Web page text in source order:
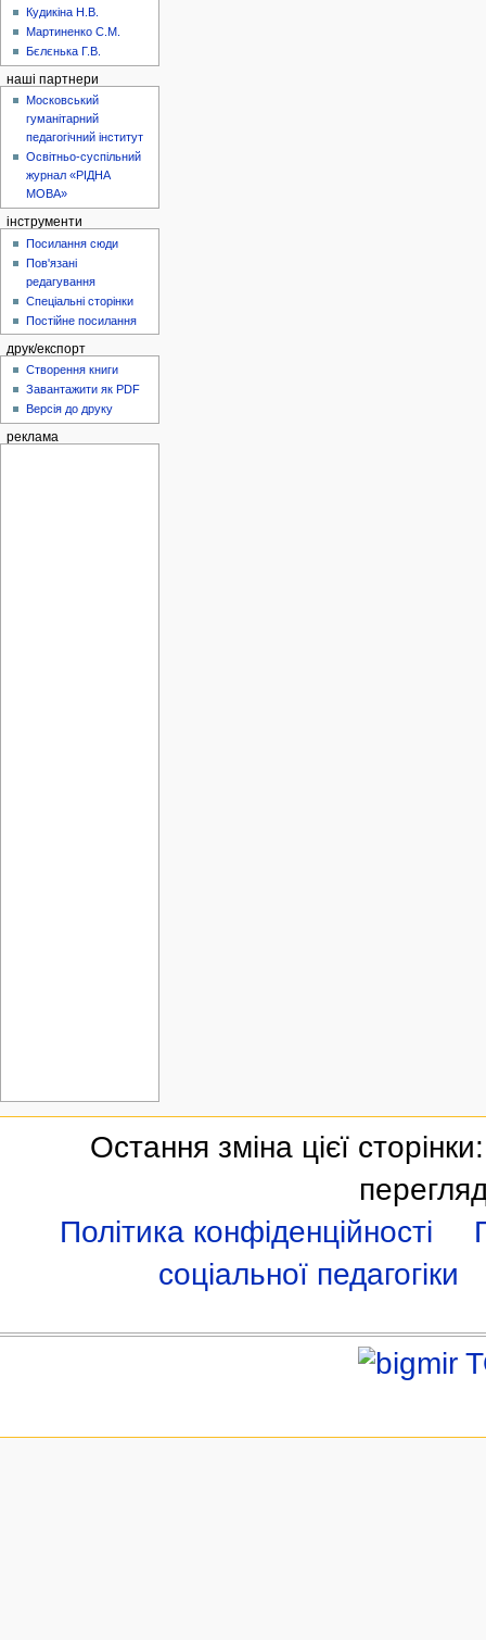
Кудикіна Н.В.
Мартиненко С.М.
Бєлєнька Г.В.
наші партнери
Московський
гуманітарний
педагогічний інститут
Освітньо-суспільний
журнал «РІДНА
МОВА»
інструменти
Посилання сюди
Пов'язані
редагування
Спеціальні сторінки
Постійне посилання
друк/експорт
Створення книги
Завантажити як PDF
Версія до друку
реклама
Остання зміна цієї
Політика конфіденційності
соціальної педагогіки